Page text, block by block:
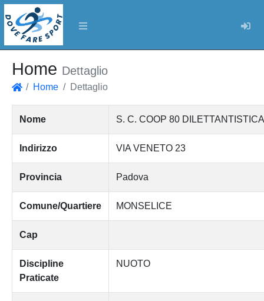
Home Dettaglio
Home Dettaglio
Nome S. C. COOP 80 DILETTANTISTICA
Indirizzo VIA VENETO 23
Provincia Padova
Comune/Quartiere MONSELICE
Cap
Discipline
Praticate
NUOTO